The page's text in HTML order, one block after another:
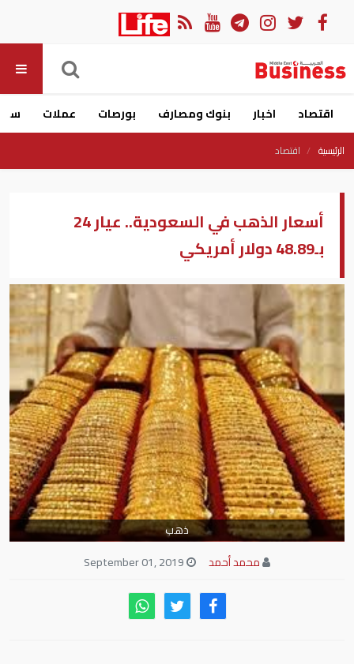
اقتصاد اخبار بنوك ومصارف بورصات عملات
الرئيسية اقتصاد
أسعار الذهب في السعودية.. عيار 24
بـ48.89 دولار أمريكي
ذهب
محمد أحمد